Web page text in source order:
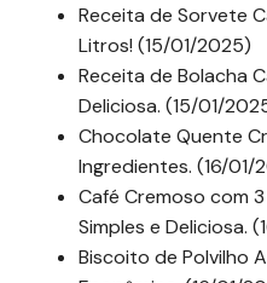
Receita de Sorvete
Litros! (15/01/2025)
Receita de Bolacha
Deliciosa. (15/01/
Chocolate Quente
Ingredientes. (16/01/
Café Cremoso com
Simples e Deliciosa.
Biscoito de Polvilho